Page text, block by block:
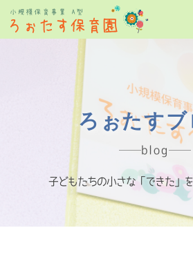
ろぉたすブ
blog
子どもたちの小さな「できた」